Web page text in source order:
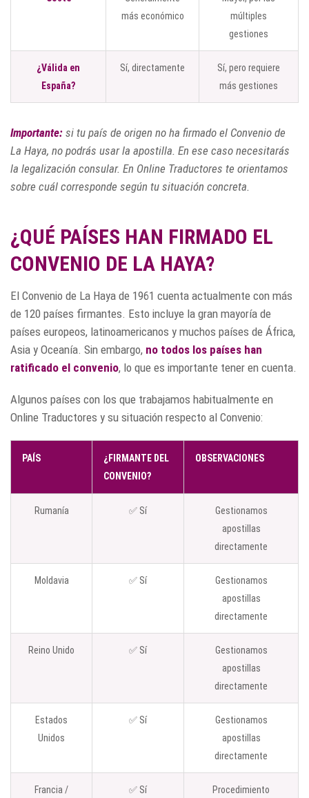
más económico
múltiples
gestiones
¿Válida en
España?
Sí, directamente
Sí, pero requiere
más gestiones
Importante: si tu país de origen no ha firmado el Convenio de
La Haya, no podrás usar la apostilla. En ese caso necesitarás
la legalización consular. En Online Traductores te orientamos
sobre cuál corresponde según tu situación concreta.
¿QUÉ PAÍSES HAN FIRMADO EL
CONVENIO DE LA HAYA?
El Convenio de La Haya de 1961 cuenta actualmente con más
de 120 países firmantes. Esto incluye la gran mayoría de
países europeos, latinoamericanos y muchos países de África,
Asia y Oceanía. Sin embargo, no todos los países han
ratificado el convenio, lo que es importante tener en cuenta.
Algunos países con los que trabajamos habitualmente en
Online Traductores y su situación respecto al Convenio:
PAÍS
¿FIRMANTE DEL
CONVENIO?
OBSERVACIONES
Rumanía ✅ Sí
Gestionamos
apostillas
directamente
Moldavia ✅ Sí
Gestionamos
apostillas
directamente
Reino Unido ✅ Sí
Gestionamos
apostillas
directamente
Estados
Unidos
✅ Sí
Gestionamos
apostillas
directamente
Francia /
✅ Sí
Procedimiento